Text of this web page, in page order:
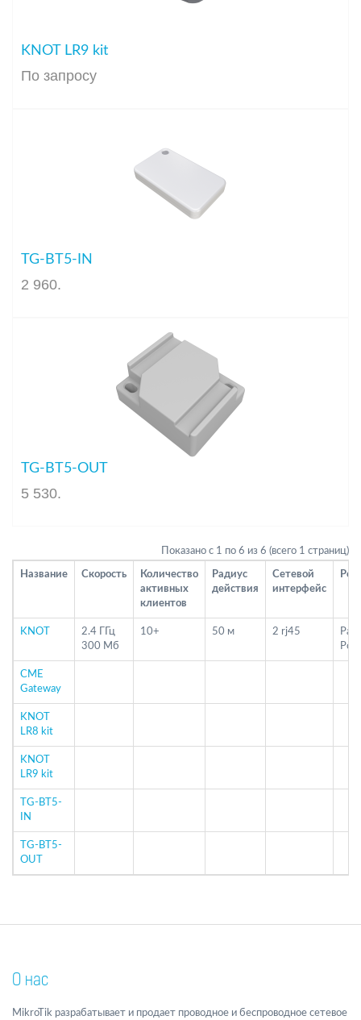
KNOT LR9 kit
По запросу
TG-BT5-IN
2 960.
TG-BT5-OUT
5 530.
Показано с 1 по 6 из 6 (всего 1 страниц)
Название Скорость
Количество
активных
клиентов
Радиус
действия
Сетевой
интерфейс
PoE
KNOT
2.4 ГГц
300 Мб
10+ 50 м 2 rj45
PoE
CME
Gateway
KNOT
LR8 kit
KNOT
LR9 kit
TG-BT5-
IN
TG-BT5-
OUT
О нас
MikroTik разрабатывает и продает проводное и беспроводное сетевое